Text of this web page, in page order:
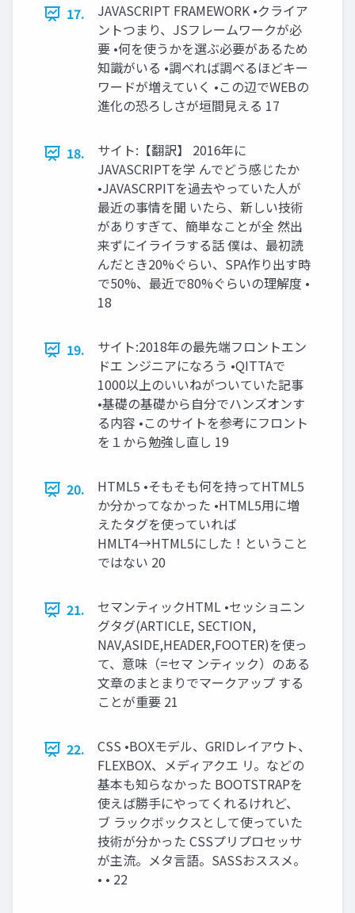
17.
JAVASCRIPT FRAMEWORK •クライア
ントつまり、JSフレームワークが必
要 •何を使うかを選ぶ必要があるため
知識がいる •調べれば調べるほどキー
ワードが増えていく •この辺でWEBの
進化の恐ろしさが垣間見える 17
18.
サイト:【翻訳】 2016年に
JAVASCRIPTを学 んでどう感じたか
•JAVASCRPITを過去やっていた人が
最近の事情を聞 いたら、新しい技術
がありすぎて、簡単なことが全 然出
来ずにイライラする話 僕は、最初読
んだとき20%ぐらい、SPA作り出す時
で50%、最近で80%ぐらいの理解度 •
18
19.
サイト:2018年の最先端フロントエン
ドエ ンジニアになろう •QITTAで
1000以上のいいねがついていた記事
•基礎の基礎から自分でハンズオンす
る内容 •このサイトを参考にフロント
を１から勉強し直し 19
20.
HTML5 •そもそも何を持ってHTML5
か分かってなかった •HTML5用に増
えたタグを使っていれば
HMLT4→HTML5にした！ということ
ではない 20
21.
セマンティックHTML •セッショニン
グタグ(ARTICLE, SECTION,
NAV,ASIDE,HEADER,FOOTER)を使っ
て、意味（=セマ ンティック）のある
文章のまとまりでマークアップ する
ことが重要 21
22.
CSS •BOXモデル、GRIDレイアウト、
FLEXBOX、メディアクエ リ。などの
基本も知らなかった BOOTSTRAPを
使えば勝手にやってくれるけれど、
ブ ラックボックスとして使っていた
技術が分かった CSSプリプロセッサ
が主流。メタ言語。SASSおススメ。
• • 22